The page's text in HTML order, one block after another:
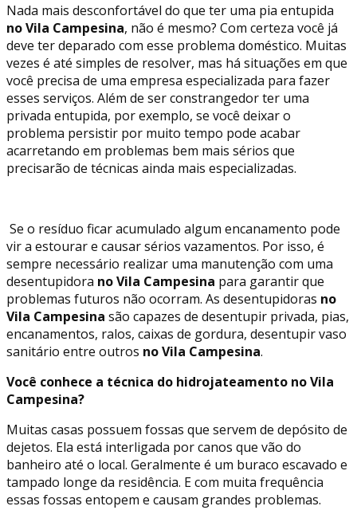
Nada mais desconfortável do que ter uma pia entupida
no Vila Campesina, não é mesmo? Com certeza você já
deve ter deparado com esse problema doméstico. Muitas
vezes é até simples de resolver, mas há situações em que
você precisa de uma empresa especializada para fazer
esses serviços. Além de ser constrangedor ter uma
privada entupida, por exemplo, se você deixar o
problema persistir por muito tempo pode acabar
acarretando em problemas bem mais sérios que
precisarão de técnicas ainda mais especializadas.
Se o resíduo ficar acumulado algum encanamento pode
vir a estourar e causar sérios vazamentos. Por isso, é
sempre necessário realizar uma manutenção com uma
desentupidora no Vila Campesina para garantir que
problemas futuros não ocorram. As desentupidoras no
Vila Campesina são capazes de desentupir privada, pias,
encanamentos, ralos, caixas de gordura, desentupir vaso
sanitário entre outros no Vila Campesina.
Você conhece a técnica do hidrojateamento no Vila
Campesina?
Muitas casas possuem fossas que servem de depósito de
dejetos. Ela está interligada por canos que vão do
banheiro até o local. Geralmente é um buraco escavado e
tampado longe da residência. E com muita frequência
essas fossas entopem e causam grandes problemas.